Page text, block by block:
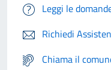
Leggi le
Richiedi
Chiama il